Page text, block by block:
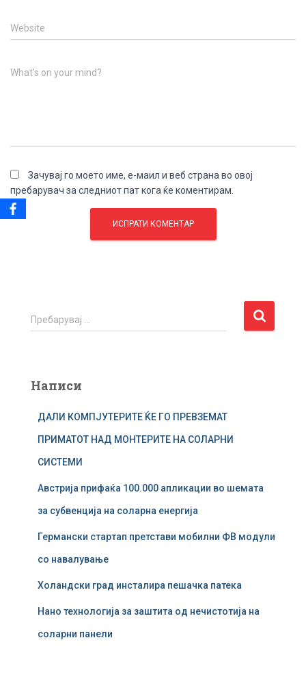
Website
What's on your mind?
Зачувај го моето име, е-маил и веб страна во овој
пребарувач за следниот пат кога ќе коментирам.
П
р
р
Пребарувај …
Написи
ДАЛИ КОМПЈУТЕРИТЕ ЌЕ ГО ПРЕВЗЕМАТ
ПРИМАТОТ НАД МОНТЕРИТЕ НА СОЛАРНИ
СИСТЕМИ
Австрија прифаќа 100.000 апликации во шемата
за субвенција на соларна енергија
Германски стартап претстави мобилни ФВ модули
со навалување
Холандски град инсталира пешачка патека
Нано технологија за заштита од нечистотија на
соларни панели